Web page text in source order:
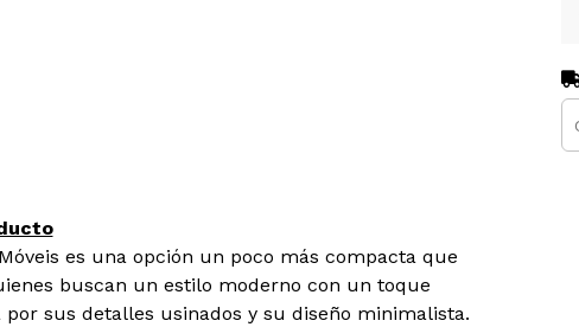
es una opción un poco más compacta que
buscan un estilo moderno con un toque
por sus detalles usinados y su diseño minimalista.